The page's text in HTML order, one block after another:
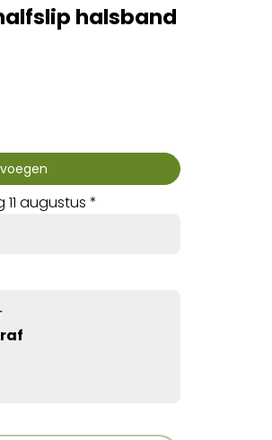
halsband
augustus *